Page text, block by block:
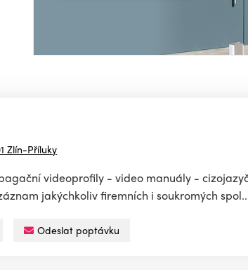
Zlín-Příluky
videoprofily - video manuály -
jakýchkoliv firemních i soukromých
Odeslat poptávku